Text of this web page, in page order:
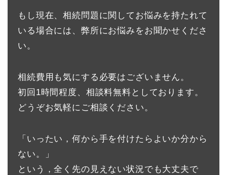
もし現在、相続問題に関してお悩みを持たれて
いる場合には、弊所にお悩みをお聞かせくださ
い。
相続費用も気にする必要はございません。
初回1時間程度、相談料無料としております。
どうぞお気軽にご相談ください。
「いったい，何から手を付けたらよいか分から
ない。」
という，全く先の見えない状況でも大丈夫で